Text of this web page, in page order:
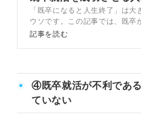
逆転法とは
「既卒になると人生終了」は大
ウソです。この記事では、既卒
理想の企業へ就職するための方
向きに行動を起こしましょう。
記事を読む
④既卒就活が不利であ
ていない